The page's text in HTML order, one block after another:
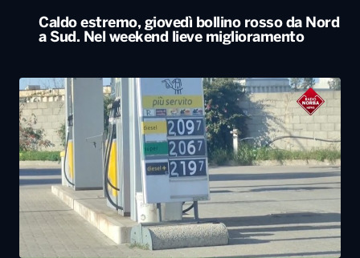
Caldo estremo, giovedì bollino rosso da Nord
a Sud. Nel weekend lieve miglioramento